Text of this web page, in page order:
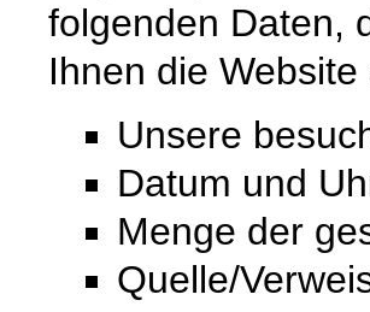
folgenden Daten,
Ihnen die
Unsere
Datum und
Menge der
Quelle/